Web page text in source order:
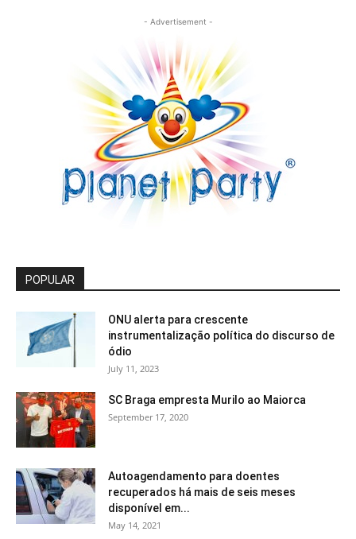
- Advertisement -
POPULAR
ONU alerta para crescente
instrumentalização política do discurso de
ódio
July 11, 2023
SC Braga empresta Murilo ao Maiorca
September 17, 2020
Autoagendamento para doentes
recuperados há mais de seis meses
disponível em...
May 14, 2021